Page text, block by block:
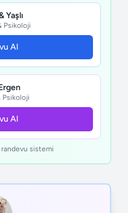
Yaşlı
Psikoloji
Al
Psikoloji
Al
sistemi